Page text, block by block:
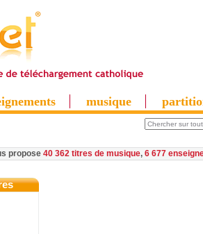
musique
propose 40 362 titres de musique, 6 677